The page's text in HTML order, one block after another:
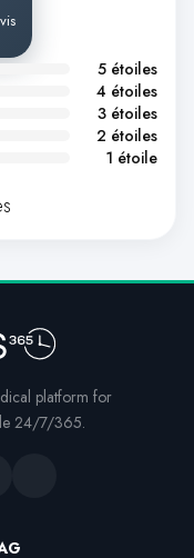
5 étoiles
4 étoiles
3 étoiles
2 étoiles
1 étoile
platform for
24/7/365.